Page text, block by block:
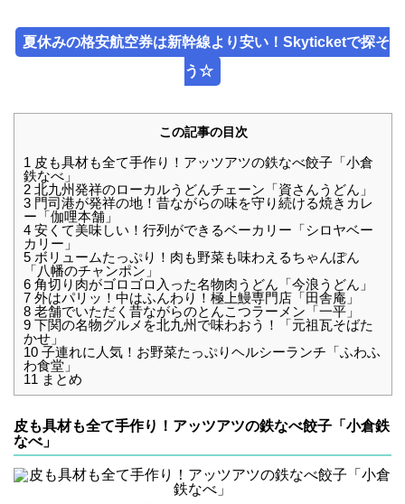
夏休みの格安航空券は新幹線より安い！Skyticketで探そ
う☆
この記事の目次
1 皮も具材も全て手作り！アッツアツの鉄なべ餃子「小倉
鉄なべ」
2 北九州発祥のローカルうどんチェーン「資さんうどん」
3 門司港が発祥の地！昔ながらの味を守り続ける焼きカレ
ー「伽哩本舗」
4 安くて美味しい！行列ができるベーカリー「シロヤベー
カリー」
5 ボリュームたっぷり！肉も野菜も味わえるちゃんぽん
「八幡のチャンポン」
6 角切り肉がゴロゴロ入った名物肉うどん「今浪うどん」
7 外はパリッ！中はふんわり！極上鰻専門店「田舎庵」
8 老舗でいただく昔ながらのとんこつラーメン「一平」
9 下関の名物グルメを北九州で味わおう！「元祖瓦そばた
かせ」
10 子連れに人気！お野菜たっぷりヘルシーランチ「ふわふ
わ食堂」
11 まとめ
皮も具材も全て手作り！アッツアツの鉄なべ餃子「小倉鉄
なべ」